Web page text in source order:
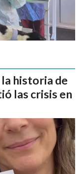
historia de
las crisis en